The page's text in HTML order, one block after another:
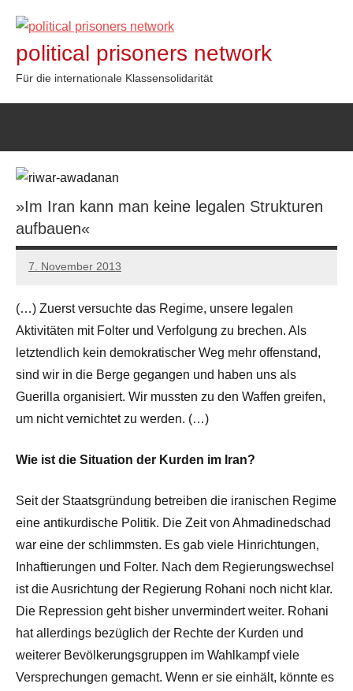
Inhalt
springen
political prisoners network
Für die internationale Klassensolidarität
»Im Iran kann man keine legalen Strukturen
aufbauen«
7. November 2013
admin
(…) Zuerst versuchte das Regime, unsere legalen
Aktivitäten mit Folter und Verfolgung zu brechen. Als
letztendlich kein demokratischer Weg mehr offenstand,
sind wir in die Berge gegangen und haben uns als
Guerilla organisiert. Wir mussten zu den Waffen greifen,
um nicht vernichtet zu werden. (…)
Wie ist die Situation der Kurden im Iran?
Seit der Staatsgründung betreiben die iranischen Regime
eine antikurdische Politik. Die Zeit von Ahmadinedschad
war eine der schlimmsten. Es gab viele Hinrichtungen,
Inhaftierungen und Folter. Nach dem Regierungswechsel
ist die Ausrichtung der Regierung Rohani noch nicht klar.
Die Repression geht bisher unvermindert weiter. Rohani
hat allerdings bezüglich der Rechte der Kurden und
weiterer Bevölkerungsgruppen im Wahlkampf viele
Versprechungen gemacht. Wenn er sie einhält, könnte es